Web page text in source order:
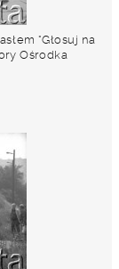
"Głosuj na
Ośrodka